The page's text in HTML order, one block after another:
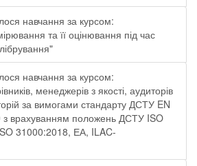
навчання за курсом:
та її оцінювання під час
навчання за курсом:
менеджерів з якості, аудиторів
за вимогами стандарту ДСТУ EN
з врахуванням положень ДСТУ ISO
31000:2018, ЕА, ILAC-